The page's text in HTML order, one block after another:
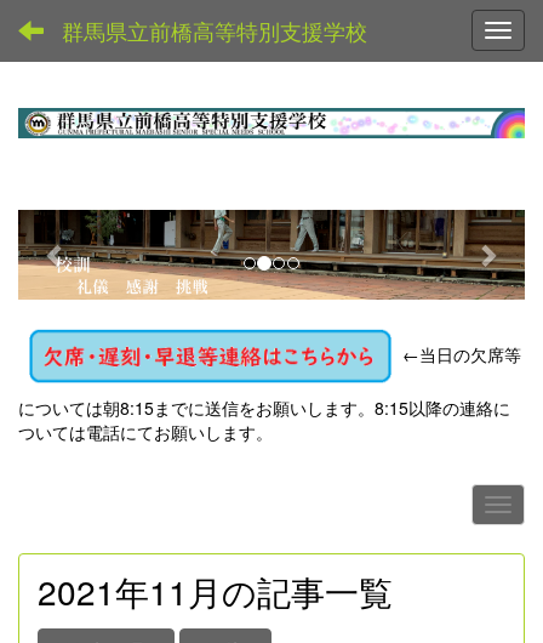
群馬県立前橋高等特別支援学校
p
r
e
v
i
o
u
n
e
x
←当日の欠席等
については朝8:15までに送信をお願いします。8:15以降の連絡に
ついては電話にてお願いします。
2021年11月の記事一覧